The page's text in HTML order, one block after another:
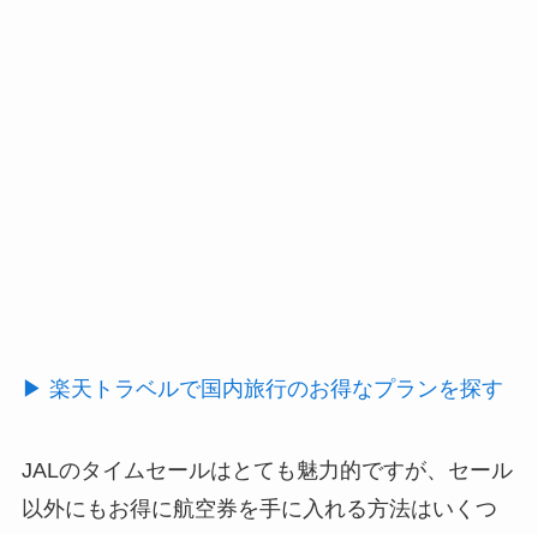
▶ 楽天トラベルで国内旅行のお得なプランを探す
JALのタイムセールはとても魅力的ですが、セール
以外にもお得に航空券を手に入れる方法はいくつ